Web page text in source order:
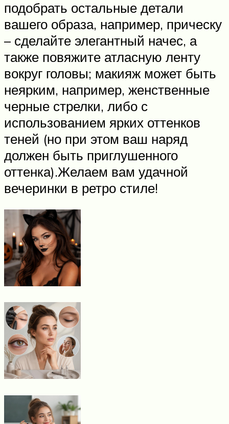
подобрать остальные детали
вашего образа, например, прическу
– сделайте элегантный начес, а
также повяжите атласную ленту
вокруг головы; макияж может быть
неярким, например, женственные
черные стрелки, либо с
использованием ярких оттенков
теней (но при этом ваш наряд
должен быть приглушенного
оттенка).Желаем вам удачной
вечеринки в ретро стиле!